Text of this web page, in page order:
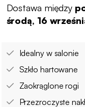
Dostawa między
środą, 16
Idealny w salonie
Szkło hartowane
Zaokrąglone rogi
Przezroczyste